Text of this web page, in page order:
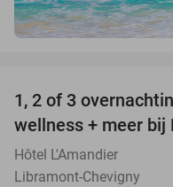
TODAY
1, 2 of 3
wellness + meer bij
Hôtel L'Amandier
Libramont-Chevigny